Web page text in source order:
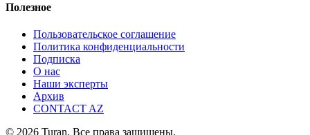
Полезное
Пользовательское соглашение
Политика конфиденциальности
Подписка
О нас
Наши эксперты
Архив
CONTACT AZ
© 2026 Turan. Все права защищены.